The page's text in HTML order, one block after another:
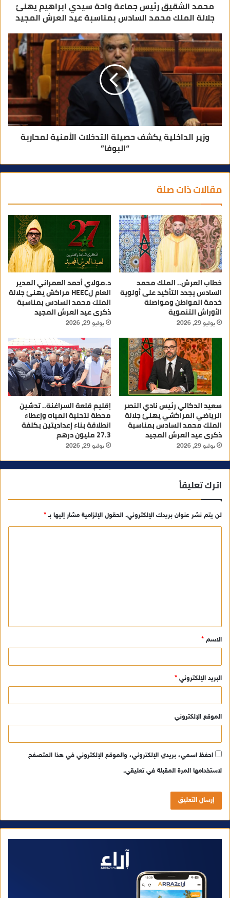
محمد الشقيق رئيس جماعة واحة سيدي ابراهيم يهنئ
جلالة الملك محمد السادس بمناسبة عيد العرش المجيد
وزير الداخلية يكشف حصيلة التدخلات الأمنية لمحاربة
“البوفا”
مقالات ذات صلة
خطاب العرش.. الملك محمد
السادس يجدد التأكيد على أولوية
خدمة المواطن ومواصلة
الأوراش التنموية
يوليو 29, 2026
د.مولاي أحمد العمراني المدير
العام لHEEC مراكش يهنئ جلالة
الملك محمد السادس بمناسبة
ذكرى عيد العرش المجيد
يوليو 29, 2026
سعيد الدكالي رئيس نادي النصر
الرياضي المراكشي يهنئ جلالة
الملك محمد السادس بمناسبة
ذكرى عيد العرش المجيد
يوليو 29, 2026
إقليم قلعة السراغنة.. تدشين
محطة لتحلية المياه وإعطاء
انطلاقة بناء إعداديتين بكلفة
27.3 مليون درهم
يوليو 29, 2026
اترك تعليقاً
لن يتم نشر عنوان بريدك الإلكتروني. الحقول الإلزامية مشار إليها بـ*
ق
*
الاسم *
البريد الإلكتروني *
الموقع الإلكتروني
احفظ اسمي، بريدي الإلكتروني، والموقع الإلكتروني في هذا المتصفح
لاستخدامها المرة المقبلة في تعليقي.